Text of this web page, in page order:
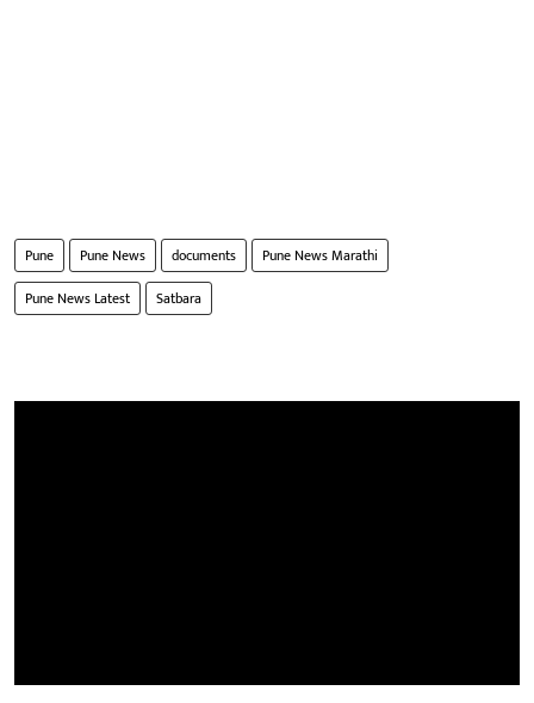
Pune Pune News documents
Pune News Marathi
Pune News Latest
Satbara